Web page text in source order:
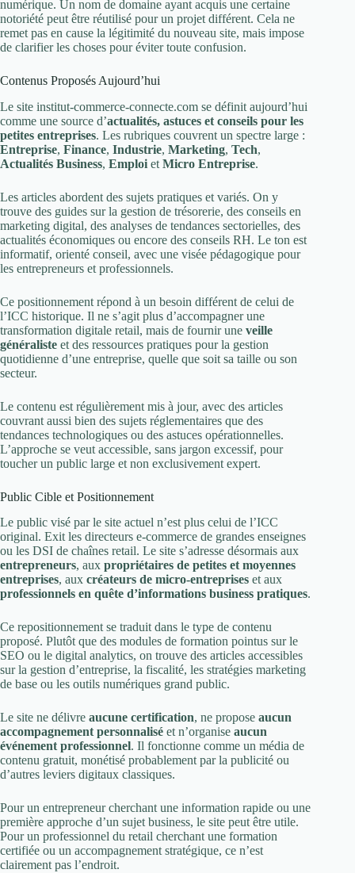
numérique. Un nom de domaine ayant acquis une certaine
notoriété peut être réutilisé pour un projet différent. Cela ne
remet pas en cause la légitimité du nouveau site, mais impose
de clarifier les choses pour éviter toute confusion.
Contenus Proposés Aujourd’hui
Le site institut-commerce-connecte.com se définit aujourd’hui
comme une source d’actualités, astuces et conseils pour les
petites entreprises. Les rubriques couvrent un spectre large :
Entreprise, Finance, Industrie, Marketing, Tech,
Actualités Business, Emploi et Micro Entreprise.
Les articles abordent des sujets pratiques et variés. On y
trouve des guides sur la gestion de trésorerie, des conseils en
marketing digital, des analyses de tendances sectorielles, des
actualités économiques ou encore des conseils RH. Le ton est
informatif, orienté conseil, avec une visée pédagogique pour
les entrepreneurs et professionnels.
Ce positionnement répond à un besoin différent de celui de
l’ICC historique. Il ne s’agit plus d’accompagner une
transformation digitale retail, mais de fournir une veille
généraliste et des ressources pratiques pour la gestion
quotidienne d’une entreprise, quelle que soit sa taille ou son
secteur.
Le contenu est régulièrement mis à jour, avec des articles
couvrant aussi bien des sujets réglementaires que des
tendances technologiques ou des astuces opérationnelles.
L’approche se veut accessible, sans jargon excessif, pour
toucher un public large et non exclusivement expert.
Public Cible et Positionnement
Le public visé par le site actuel n’est plus celui de l’ICC
original. Exit les directeurs e-commerce de grandes enseignes
ou les DSI de chaînes retail. Le site s’adresse désormais aux
entrepreneurs, aux propriétaires de petites et moyennes
entreprises, aux créateurs de micro-entreprises et aux
professionnels en quête d’informations business pratiques.
Ce repositionnement se traduit dans le type de contenu
proposé. Plutôt que des modules de formation pointus sur le
SEO ou le digital analytics, on trouve des articles accessibles
sur la gestion d’entreprise, la fiscalité, les stratégies marketing
de base ou les outils numériques grand public.
Le site ne délivre aucune certification, ne propose aucun
accompagnement personnalisé et n’organise aucun
événement professionnel. Il fonctionne comme un média de
contenu gratuit, monétisé probablement par la publicité ou
d’autres leviers digitaux classiques.
Pour un entrepreneur cherchant une information rapide ou une
première approche d’un sujet business, le site peut être utile.
Pour un professionnel du retail cherchant une formation
certifiée ou un accompagnement stratégique, ce n’est
clairement pas l’endroit.